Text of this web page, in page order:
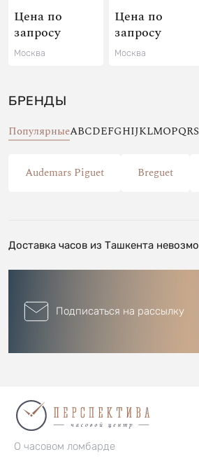
Цена по
запросу
Москва
Цена по
запросу
Москва
БРЕНДЫ
ПопулярныеABCDEFGHIJKLMOPQRS
Audemars Piguet Breguet
Доставка часов из Ташкента
Подписаться на рассылку
О часовом ломбарде